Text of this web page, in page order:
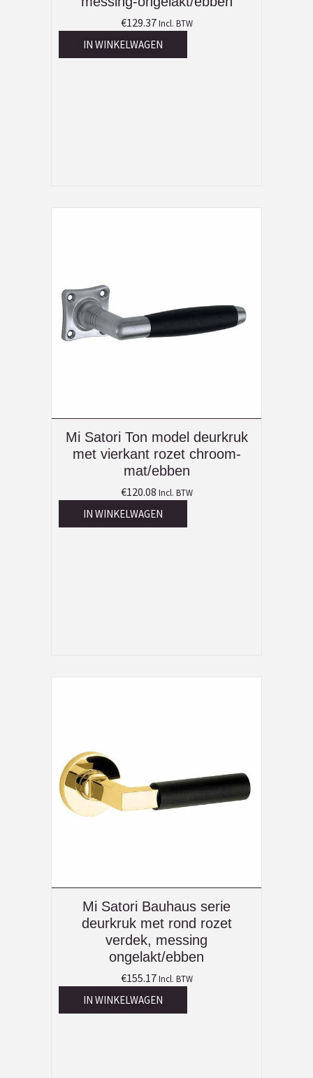
€129.37 Incl. BTW
IN WINKELWAGEN
Mi Satori Ton model deurkruk
met vierkant rozet chroom-
mat/ebben
€120.08 Incl. BTW
IN WINKELWAGEN
Mi Satori Bauhaus serie
deurkruk met rond rozet
verdek, messing
ongelakt/ebben
€155.17 Incl. BTW
IN WINKELWAGEN